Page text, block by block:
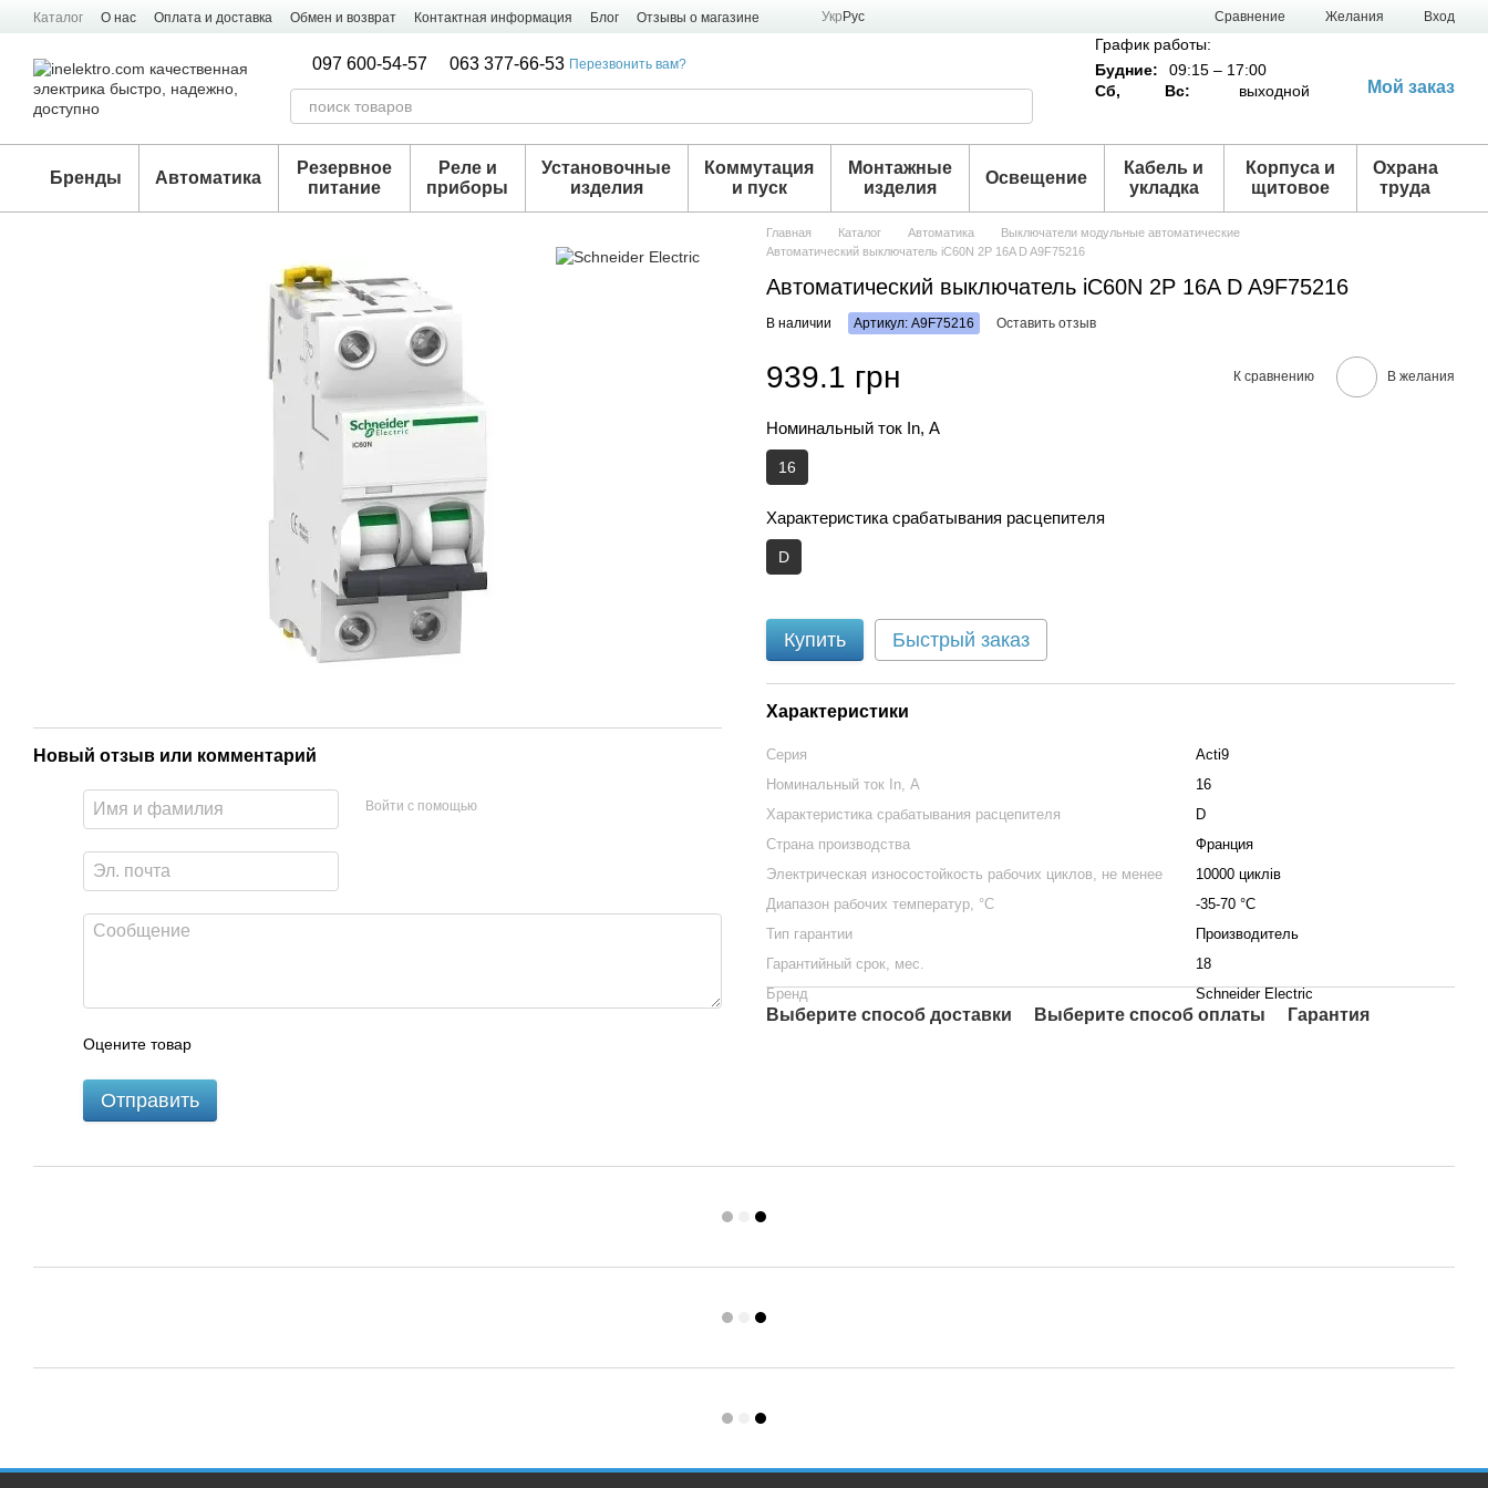
Перейти к основному контенту
Каталог О нас Оплата и доставка Обмен и возврат Контактная информация Блог Отзывы о магазине Укр Рус Сравнение Желания Вход
097 600-54-57 063 377-66-53 Перезвонить вам?
График работы:
Будние:
09:15 – 17:00
Сб,
Вс: выходной Мой заказ
Бренды Автоматика
Резервное
питание
Реле и
приборы
Установочные
изделия
Коммутация
и пуск
Монтажные
изделия
Освещение
Кабель и
укладка
Корпуса и
щитовое
Охрана
труда
Новый отзыв или комментарий
Войти с помощью
Оцените товар
Отправить
Главная Каталог Автоматика
Выключатели модульные автоматические
Автоматический выключатель iC60N 2P 16A D A9F75216
Автоматический выключатель iC60N 2P 16A D A9F75216
В наличии Артикул: A9F75216 Оставить отзыв
939.1 грн К сравнению В желания
Номинальный ток In, А
16
Характеристика срабатывания расцепителя
D
Купить Быстрый заказ
Характеристики
Серия
Acti9
Номинальный ток In, А
16
Характеристика срабатывания расцепителя
D
Страна производства
Франция
Электрическая износостойкость рабочих циклов, не менее
10000 циклів
Диапазон рабочих температур, °С
-35-70 °C
Тип гарантии
Производитель
Гарантийный срок, мес.
18
Бренд
Schneider Electric
Выберите способ доставки Выберите способ оплаты Гарантия